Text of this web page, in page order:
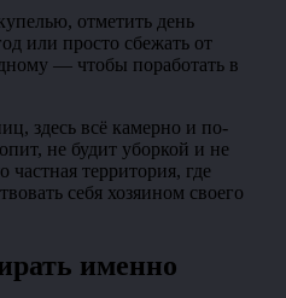
отметить день
или просто сбежать от
— чтобы поработать в
здесь всё камерно и по-
не будит уборкой и не
территория, где
себя хозяином своего
именно